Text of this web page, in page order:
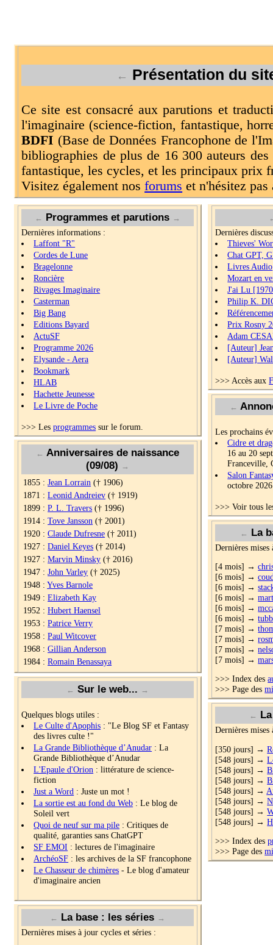
← Présentation du
Ce site est consacré aux parutions et
l'imaginaire (science-fiction, fantastique,
BDFI (Base de Données Francophone de
bibliographies de plus de 16 300 auteurs des
fantastique, les cycles, et les principaux prix
Visitez également nosforums et n'hésitez
Dernières
Thieves'
Chat GPT,
Livres Audio
Mozart en
J'ai Lu
Philip K.
Prix Rosny
Adam
[Auteur]
[Auteur]
>>> Accès aux
←
Les prochains
Cidre et
16 au 20
Franceville,
Salon
octobre
>>> Voir tous
← La
Dernières
[4 mois] →
[6 mois] →
[6 mois] →
[6 mois] →
[6 mois] →
[6 mois] →
[7 mois] →
[7 mois] →
[7 mois] →
[7 mois] →
>>> Index des
>>> Page des
←
Dernières
[350 jours] →
[548 jours] →
[548 jours] →
[548 jours] →
[548 jours] →
[548 jours] →
[548 jours] →
[548 jours] →
>>> Index des
>>> Page des
← Programmes et parutions →
Dernières informations :
Laffont "R"
Cordes de Lune
Bragelonne
Roncière
Rivages Imaginaire
Casterman
Big Bang
Editions Bayard
ActuSF
Programme 2026
Elysande - Aera
Bookmark
HLAB
Hachette Jeunesse
Le Livre de Poche
>>> Lesprogrammes sur le forum.
← Anniversaires de naissance
(09/08) →
1855 :Jean Lorrain († 1906)
1871 :Leonid Andreiev († 1919)
1899 :P. L. Travers († 1996)
1914 :Tove Jansson († 2001)
1920 :Claude Dufresne († 2011)
1927 :Daniel Keyes († 2014)
1927 :Marvin Minsky († 2016)
1947 :John Varley († 2025)
1948 :Yves Barnole
1949 :Elizabeth Kay
1952 :Hubert Haensel
1953 :Patrice Verry
1958 :Paul Witcover
1968 :Gillian Anderson
1984 :Romain Benassaya
← Sur le web... →
Quelques blogs utiles :
Le Culte d'Apophis : "Le Blog SF et Fantasy
des livres culte !"
La Grande Bibliothèque d’Anudar : La
Grande Bibliothèque d’Anudar
L'Epaule d'Orion : littérature de science-
fiction
Just a Word : Juste un mot !
La sortie est au fond du Web : Le blog de
Soleil vert
Quoi de neuf sur ma pile : Critiques de
qualité, garanties sans ChatGPT
SF EMOI : lectures de l'imaginaire
ArchéoSF : les archives de la SF francophone
Le Chasseur de chimères - Le blog d'amateur
d'imaginaire ancien
← La base : les séries →
Dernières mises à jour cycles et séries :